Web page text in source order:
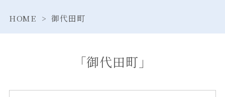
HOME 御代田町
「御代田町」